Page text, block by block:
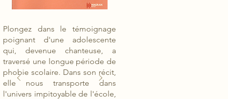
Plongez dans le témoignage
poignant d'une adolescente
qui, devenue chanteuse, a
traversé une longue période de
phobie scolaire. Dans son récit,
elle nous transporte dans
l'univers impitoyable de l'école,